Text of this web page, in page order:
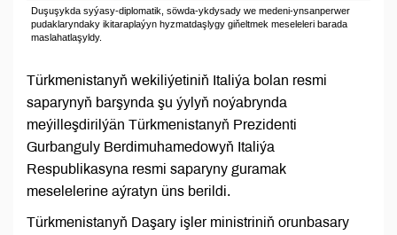
Duşuşykda syýasy-diplomatik, söwda-ykdysady we medeni-ynsanperwer
pudaklaryndaky ikitaraplaýyn hyzmatdaşlygy giňeltmek meseleleri barada
maslahatlaşyldy.
Türkmenistanyň wekiliýetiniň Italiýa bolan resmi
saparynyň barşynda şu ýylyň noýabrynda
meýilleşdirilýän Türkmenistanyň Prezidenti
Gurbanguly Berdimuhamedowyň Italiýa
Respublikasyna resmi saparyny guramak
meselelerine aýratyn üns berildi.
Türkmenistanyň Daşary işler ministriniň orunbasary